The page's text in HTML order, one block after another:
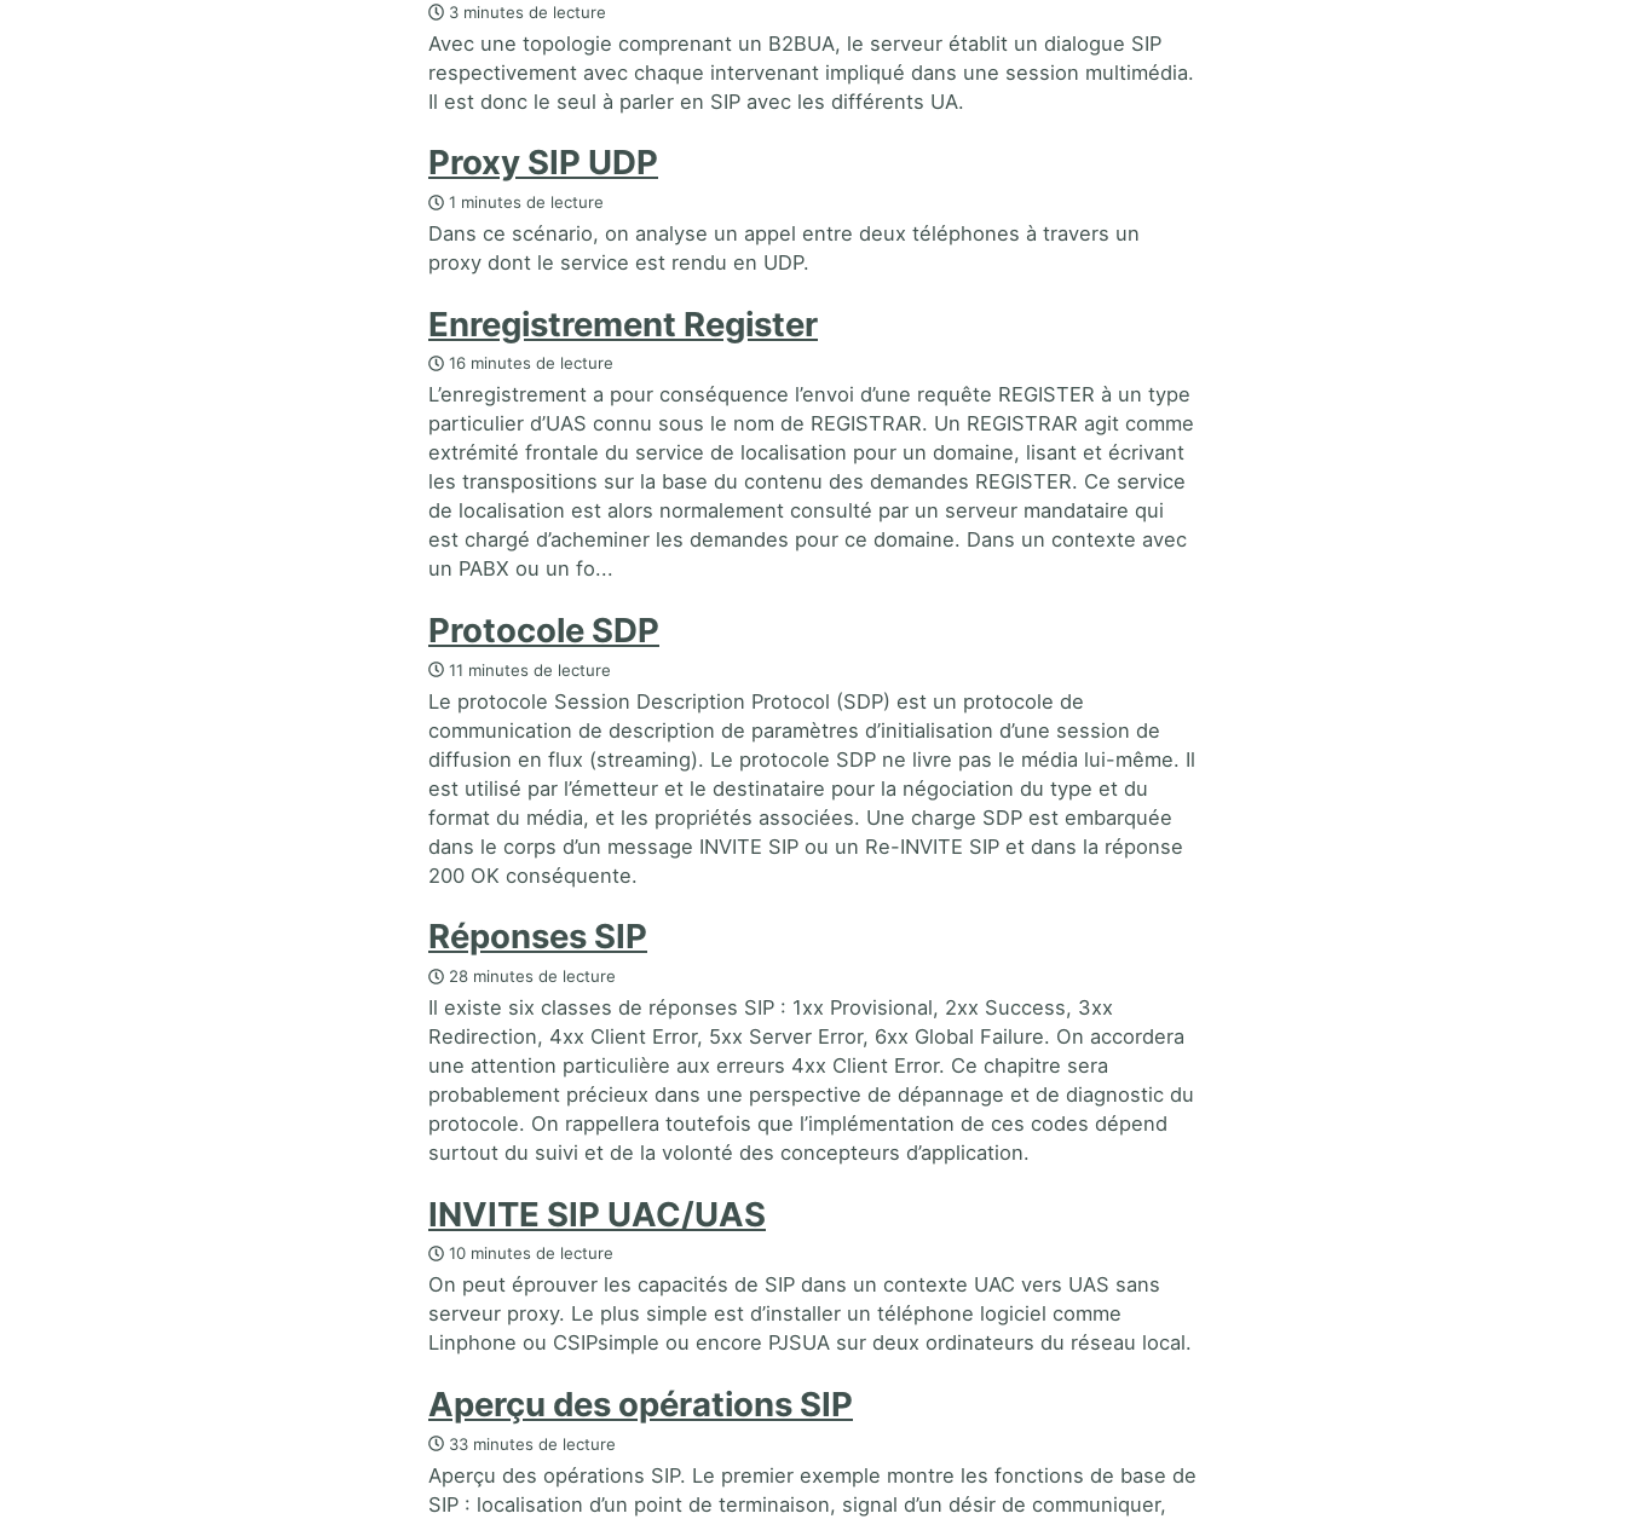
3 minutes de lecture
Avec une topologie comprenant un B2BUA, le serveur établit un dialogue SIP
respectivement avec chaque intervenant impliqué dans une session multimédia.
Il est donc le seul à parler en SIP avec les différents UA.
Proxy SIP UDP
1 minutes de lecture
Dans ce scénario, on analyse un appel entre deux téléphones à travers un
proxy dont le service est rendu en UDP.
Enregistrement Register
16 minutes de lecture
L’enregistrement a pour conséquence l’envoi d’une requête REGISTER à un type
particulier d’UAS connu sous le nom de REGISTRAR. Un REGISTRAR agit comme
extrémité frontale du service de localisation pour un domaine, lisant et écrivant
les transpositions sur la base du contenu des demandes REGISTER. Ce service
de localisation est alors normalement consulté par un serveur mandataire qui
est chargé d’acheminer les demandes pour ce domaine. Dans un contexte avec
un PABX ou un fo...
Protocole SDP
11 minutes de lecture
Le protocole Session Description Protocol (SDP) est un protocole de
communication de description de paramètres d’initialisation d’une session de
diffusion en flux (streaming). Le protocole SDP ne livre pas le média lui-même. Il
est utilisé par l’émetteur et le destinataire pour la négociation du type et du
format du média, et les propriétés associées. Une charge SDP est embarquée
dans le corps d’un message INVITE SIP ou un Re-INVITE SIP et dans la réponse
200 OK conséquente.
Réponses SIP
28 minutes de lecture
Il existe six classes de réponses SIP : 1xx Provisional, 2xx Success, 3xx
Redirection, 4xx Client Error, 5xx Server Error, 6xx Global Failure. On accordera
une attention particulière aux erreurs 4xx Client Error. Ce chapitre sera
probablement précieux dans une perspective de dépannage et de diagnostic du
protocole. On rappellera toutefois que l’implémentation de ces codes dépend
surtout du suivi et de la volonté des concepteurs d’application.
INVITE SIP UAC/UAS
10 minutes de lecture
On peut éprouver les capacités de SIP dans un contexte UAC vers UAS sans
serveur proxy. Le plus simple est d’installer un téléphone logiciel comme
Linphone ou CSIPsimple ou encore PJSUA sur deux ordinateurs du réseau local.
Aperçu des opérations SIP
33 minutes de lecture
Aperçu des opérations SIP. Le premier exemple montre les fonctions de base de
SIP : localisation d’un point de terminaison, signal d’un désir de communiquer,